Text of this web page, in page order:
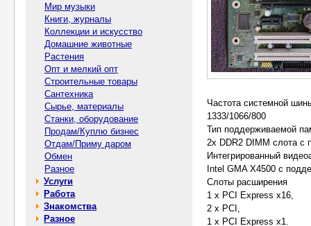
Мир музыки
Книги, журналы
Коллекции и искусство
Домашние животные
Растения
Опт и мелкий опт
Строительные товары
Сантехника
Сырье, материалы
Станки, оборудование
Продам/Куплю бизнес
Отдам/Приму даром
Обмен
Разное
Услуги
Работа
Знакомства
Разное
Частота системной
1333/1066/800
Тип поддерживаемой
2x DDR2 DIMM слота с
Интегрированный
Intel GMA X4500 с
Слоты расширения
1 x PCI Express x16,
2 x PCI,
1 x PCI Express x1.